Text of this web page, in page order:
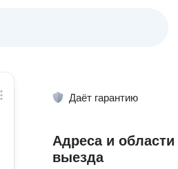
Даёт гарантию
Адреса и области
выезда